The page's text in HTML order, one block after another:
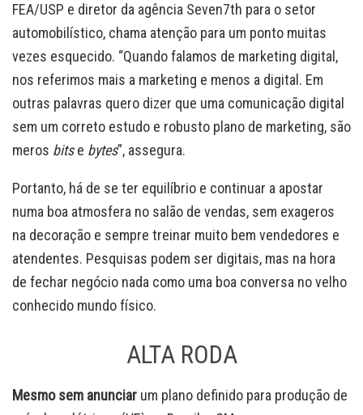
FEA/USP e diretor da agência Seven7th para o setor
automobilístico, chama atenção para um ponto muitas
vezes esquecido. “Quando falamos de marketing digital,
nos referimos mais a marketing e menos a digital. Em
outras palavras quero dizer que uma comunicação digital
sem um correto estudo e robusto plano de marketing, são
meros bitse bytes”, assegura.
Portanto, há de se ter equilíbrio e continuar a apostar
numa boa atmosfera no salão de vendas, sem exageros
na decoração e sempre treinar muito bem vendedores e
atendentes. Pesquisas podem ser digitais, mas na hora
de fechar negócio nada como uma boa conversa no velho
conhecido mundo físico.
ALTA RODA
Mesmo sem anunciar um plano definido para produção de